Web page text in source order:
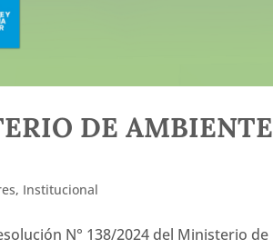
DE AMBIENTE
, Institucional
N° 138/2024 del Ministerio de